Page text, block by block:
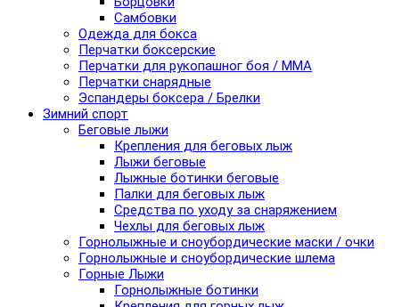
Самбовки
Одежда для бокса
Перчатки боксерские
Перчатки для рукопашног боя / ММА
Перчатки снарядные
Эспандеры боксера / Брелки
Зимний спорт
Беговые лыжи
Крепления для беговых лыж
Лыжи беговые
Лыжные ботинки беговые
Палки для беговых лыж
Средства по уходу за снаряжением
Чехлы для беговых лыж
Горнолыжные и сноубордические маски / очки
Горнолыжные и сноубордические шлема
Горные Лыжи
Горнолыжные ботинки